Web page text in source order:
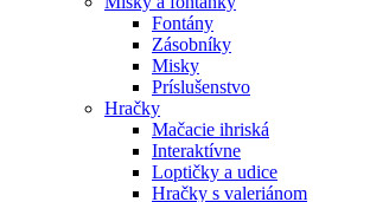
Fontány
Zásobníky
Misky
Príslušenstvo
Hračky
Mačacie ihriská
Interaktívne
Loptičky a udice
Hračky s valeriánom